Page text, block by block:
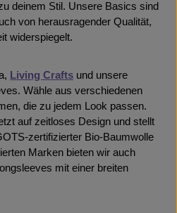
deinem Stil. Unsere Basics sind
von herausragender Qualität,
widerspiegelt.
Living Crafts und unsere
Wähle aus verschiedenen
die zu jedem Look passen.
auf zeitloses Design und stellt
zertifizierter Bio-Baumwolle
Marken bieten wir auch
mit einer breiten